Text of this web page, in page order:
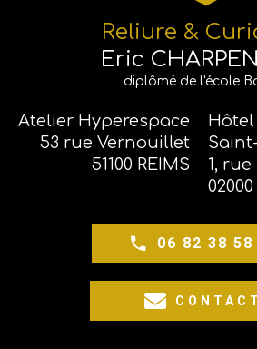
Reliure &
Eric
diplômé de l'école
Atelier Hyperespace
53 rue Vernouillet
51100 REIMS
1,
06 82 38 58
CONTACT